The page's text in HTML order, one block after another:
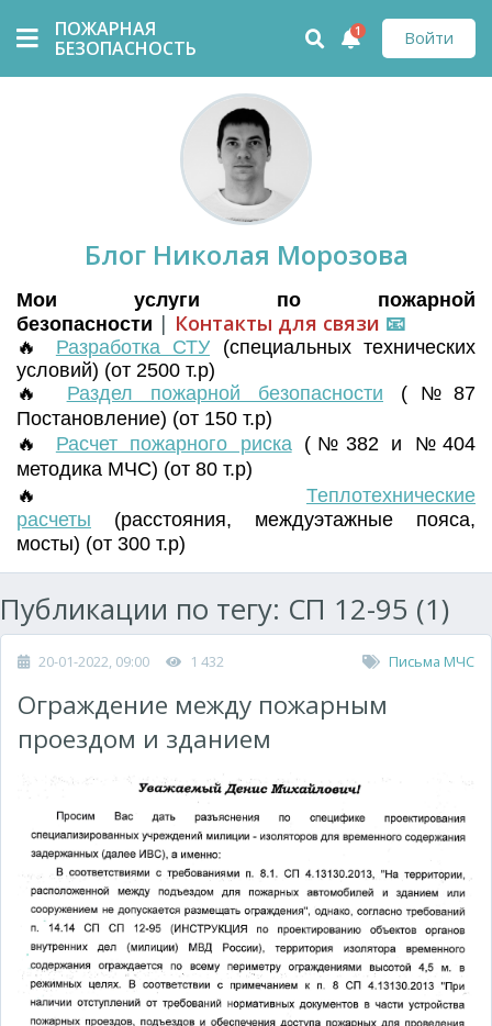
ПОЖАРНАЯ
БЕЗОПАСНОСТЬ
Войти
1
Блог Николая Морозова
Мои услуги по пожарной
безопасности | Контакты для связи 📧
🔥 Разработка СТУ (специальных технических
условий) (от 2500 т.р)
🔥 Раздел пожарной безопасности (№87
Постановление) (от 150 т.р)
🔥 Расчет пожарного риска(№382 и №404
методика МЧС) (от 80 т.р)
🔥 Теплотехнические
расчеты (расстояния, междуэтажные пояса,
мосты) (от 300 т.р)
Публикации по тегу: СП 12-95 (1)
20-01-2022, 09:00 1 432 Письма МЧС
Ограждение между пожарным
проездом и зданием